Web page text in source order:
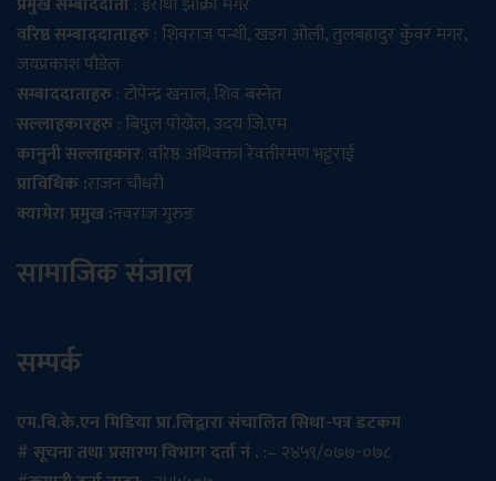
वरिष्ठ सम्बाददाताहरु: शिवराज पन्थी, खडग ओली, तुलबहादुर कुँवर मगर,
जयप्रकाश पौडेल
सम्बाददाताहरु: टोपेन्द्र खनाल, शिव बस्नेत
सल्लाहकारहरु: बिपुल पोख्रेल, उदय जि.एम
कानुनी सल्लाहकार: वरिष्ठ अधिवक्ता रेवतीरमण भट्टराई
प्राविधिक :राजन चौधरी
क्यामेरा प्रमुख :नवराज गुरुङ
सामाजिक संजाल
सम्पर्क
एम.बि.के.एन मिडिया प्रा.लिद्वारा संचालित सिधा-पत्र डटकम
# सूचना तथा प्रसारण विभाग दर्ता नं . :– २४५९/०७७-०७८